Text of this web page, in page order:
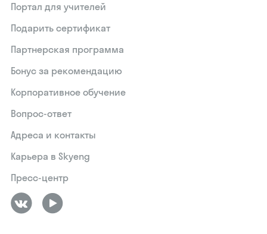
Портал для учителей
Подарить сертификат
Партнерская программа
Бонус за рекомендацию
Корпоративное обучение
Вопрос-ответ
Адреса и контакты
Карьера в Skyeng
Пресс-центр